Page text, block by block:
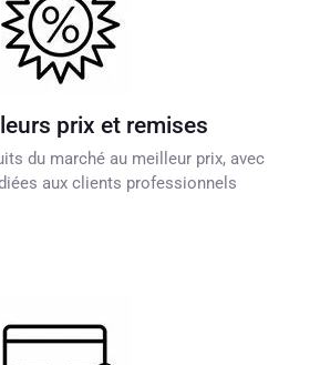
prix et remises
du marché au meilleur prix, avec
aux clients professionnels